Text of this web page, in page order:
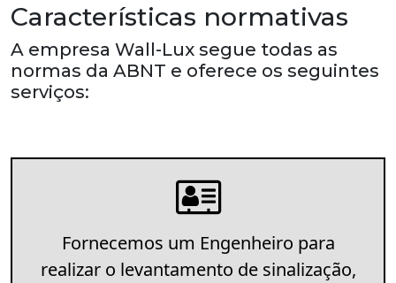
Características normativas
A empresa Wall-Lux segue todas as
normas da ABNT e oferece os seguintes
serviços:
Fornecemos um Engenheiro para
realizar o levantamento de sinalização,